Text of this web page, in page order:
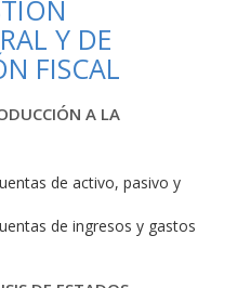
Y DE
FISCAL
A LA
de activo, pasivo y
de ingresos y gastos